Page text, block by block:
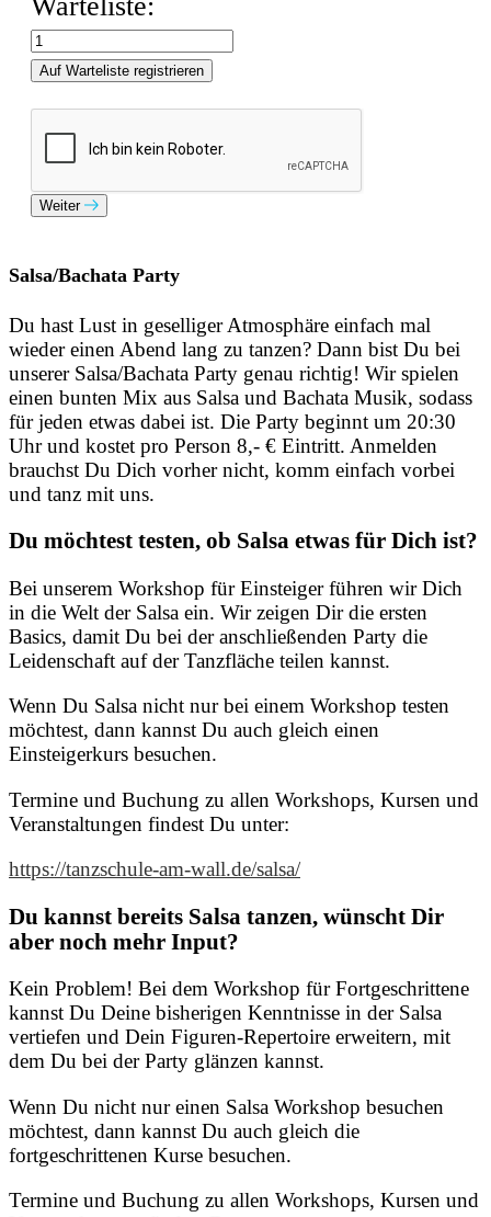
Auf Warteliste registrieren
Weiter
Salsa/Bachata Party
Du hast Lust in geselliger Atmosphäre einfach mal
wieder einen Abend lang zu tanzen? Dann bist Du bei
unserer Salsa/Bachata Party genau richtig! Wir spielen
einen bunten Mix aus Salsa und Bachata Musik, sodass
für jeden etwas dabei ist. Die Party beginnt um 20:30
Uhr und kostet pro Person 8,- € Eintritt. Anmelden
brauchst Du Dich vorher nicht, komm einfach vorbei
und tanz mit uns.
Du möchtest testen, ob Salsa etwas für Dich ist?
Bei unserem Workshop für Einsteiger führen wir Dich
in die Welt der Salsa ein. Wir zeigen Dir die ersten
Basics, damit Du bei der anschließenden Party die
Leidenschaft auf der Tanzfläche teilen kannst.
Wenn Du Salsa nicht nur bei einem Workshop testen
möchtest, dann kannst Du auch gleich einen
Einsteigerkurs besuchen.
Termine und Buchung zu allen Workshops, Kursen und
Veranstaltungen findest Du unter:
https://tanzschule-am-wall.de/salsa/
Du kannst bereits Salsa tanzen, wünscht Dir
aber noch mehr Input?
Kein Problem! Bei dem Workshop für Fortgeschrittene
kannst Du Deine bisherigen Kenntnisse in der Salsa
vertiefen und Dein Figuren-Repertoire erweitern, mit
dem Du bei der Party glänzen kannst.
Wenn Du nicht nur einen Salsa Workshop besuchen
möchtest, dann kannst Du auch gleich die
fortgeschrittenen Kurse besuchen.
Termine und Buchung zu allen Workshops, Kursen und